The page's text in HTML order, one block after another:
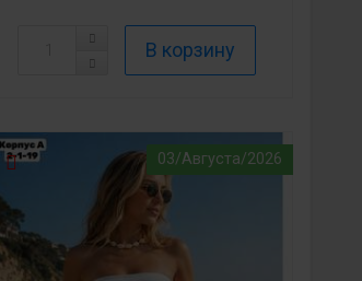
03/Августа/2026